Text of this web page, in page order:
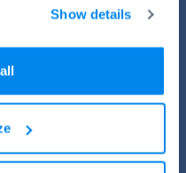
Show details
di un pit stop.